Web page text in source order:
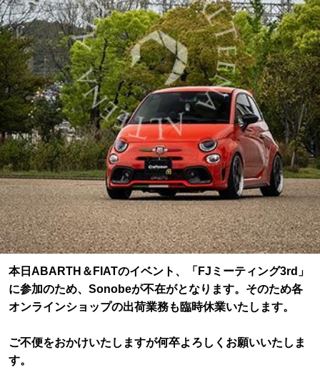
本日ABARTH＆FIATのイベント、「FJミーティング3rd」
に参加のため、Sonobeが不在がとなります。そのため各
オンラインショップの出荷業務も臨時休業いたします。
ご不便をおかけいたしますが何卒よろしくお願いいたしま
す。